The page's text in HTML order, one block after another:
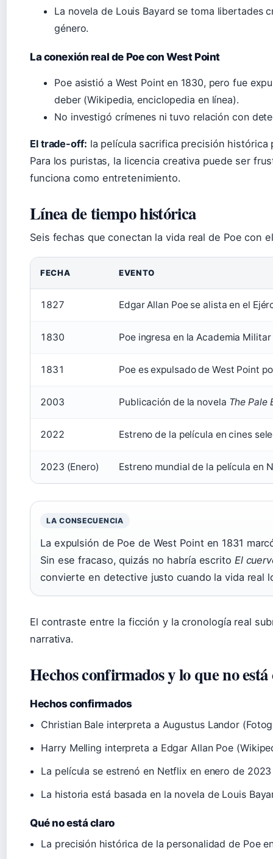
La novela de Louis Bayard se toma libertades
género.
La conexión real de Poe con West Point
Poe asistió a West Point en 1830, pero fue
deber (Wikipedia, enciclopedia en línea).
No investigó crímenes ni tuvo relación con
El trade-off: la película sacrifica precisión
Para los puristas, la licencia creativa puede ser
funciona como entretenimiento.
Línea de tiempo histórica
Seis fechas que conectan la vida real de Poe con
FECHA EVENTO
1827 Edgar Allan Poe se alista en el
1830 Poe ingresa en la Academia
1831 Poe es expulsado de West Point
2003 Publicación de la novela The Pale
2022 Estreno de la película en cines
2023 (Enero) Estreno mundial de la película en
LA CONSECUENCIA
La expulsión de Poe de West Point en 1831
Sin ese fracaso, quizás no habría escrito El
convierte en detective justo cuando la vida real
El contraste entre la ficción y la cronología real
narrativa.
Hechos confirmados y lo que no
Hechos confirmados
Christian Bale interpreta a Augustus Landor
Harry Melling interpreta a Edgar Allan Poe
La película se estrenó en Netflix en enero de
La historia está basada en la novela de Louis
Qué no está claro
La precisión histórica de la personalidad de Poe